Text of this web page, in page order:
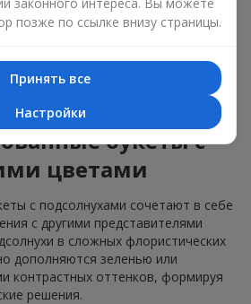
подсолнухами подчёркивает
гамму яркого цветка.
летние композиции,
для торжественных событий, так и
на каждый день.
букеты с
цветами
с подсолнухами сочетают в себе
с другими представителями
в сложных флористических
дополняются зеленью или
контрастных оттенков, формируя
решения.
позже по ссылке внизу страницы.
Принять все
Настройки